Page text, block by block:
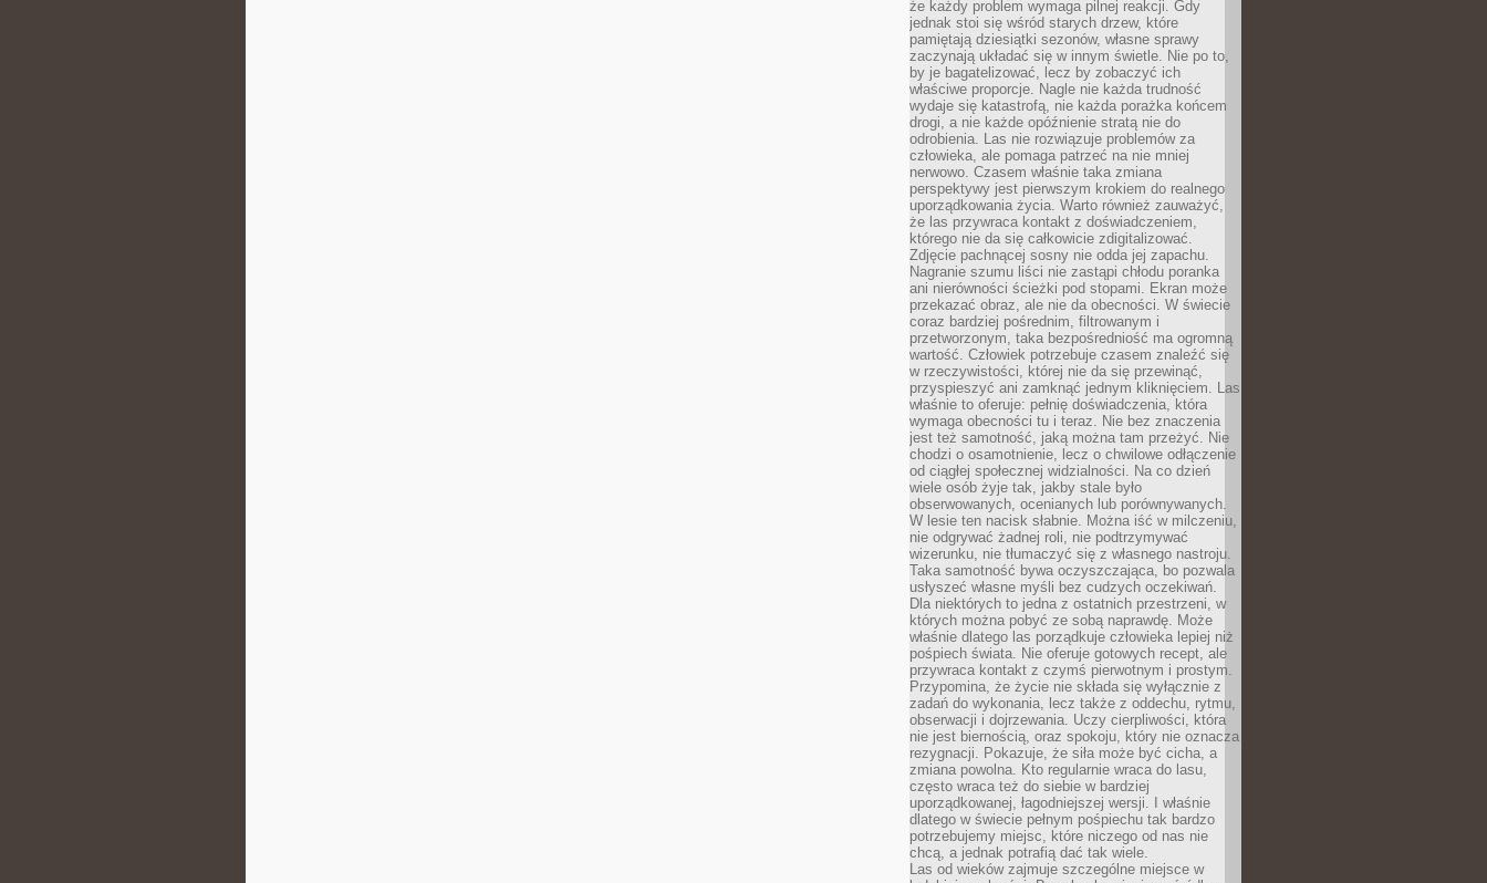
że każdy problem wymaga pilnej reakcji. Gdy
jednak stoi się wśród starych drzew, które
pamiętają dziesiątki sezonów, własne sprawy
zaczynają układać się w innym świetle. Nie po to,
by je bagatelizować, lecz by zobaczyć ich
właściwe proporcje. Nagle nie każda trudność
wydaje się katastrofą, nie każda porażka końcem
drogi, a nie każde opóźnienie stratą nie do
odrobienia. Las nie rozwiązuje problemów za
człowieka, ale pomaga patrzeć na nie mniej
nerwowo. Czasem właśnie taka zmiana
perspektywy jest pierwszym krokiem do realnego
uporządkowania życia. Warto również zauważyć,
że las przywraca kontakt z doświadczeniem,
którego nie da się całkowicie zdigitalizować.
Zdjęcie pachnącej sosny nie odda jej zapachu.
Nagranie szumu liści nie zastąpi chłodu poranka
ani nierówności ścieżki pod stopami. Ekran może
przekazać obraz, ale nie da obecności. W świecie
coraz bardziej pośrednim, filtrowanym i
przetworzonym, taka bezpośredniość ma ogromną
wartość. Człowiek potrzebuje czasem znaleźć się
w rzeczywistości, której nie da się przewinąć,
przyspieszyć ani zamknąć jednym kliknięciem. Las
właśnie to oferuje: pełnię doświadczenia, która
wymaga obecności tu i teraz. Nie bez znaczenia
jest też samotność, jaką można tam przeżyć. Nie
chodzi o osamotnienie, lecz o chwilowe odłączenie
od ciągłej społecznej widzialności. Na co dzień
wiele osób żyje tak, jakby stale było
obserwowanych, ocenianych lub porównywanych.
W lesie ten nacisk słabnie. Można iść w milczeniu,
nie odgrywać żadnej roli, nie podtrzymywać
wizerunku, nie tłumaczyć się z własnego nastroju.
Taka samotność bywa oczyszczająca, bo pozwala
usłyszeć własne myśli bez cudzych oczekiwań.
Dla niektórych to jedna z ostatnich przestrzeni, w
których można pobyć ze sobą naprawdę. Może
właśnie dlatego las porządkuje człowieka lepiej niż
pośpiech świata. Nie oferuje gotowych recept, ale
przywraca kontakt z czymś pierwotnym i prostym.
Przypomina, że życie nie składa się wyłącznie z
zadań do wykonania, lecz także z oddechu, rytmu,
obserwacji i dojrzewania. Uczy cierpliwości, która
nie jest biernością, oraz spokoju, który nie oznacza
rezygnacji. Pokazuje, że siła może być cicha, a
zmiana powolna. Kto regularnie wraca do lasu,
często wraca też do siebie w bardziej
uporządkowanej, łagodniejszej wersji. I właśnie
dlatego w świecie pełnym pośpiechu tak bardzo
potrzebujemy miejsc, które niczego od nas nie
chcą, a jednak potrafią dać tak wiele.
Las od wieków zajmuje szczególne miejsce w